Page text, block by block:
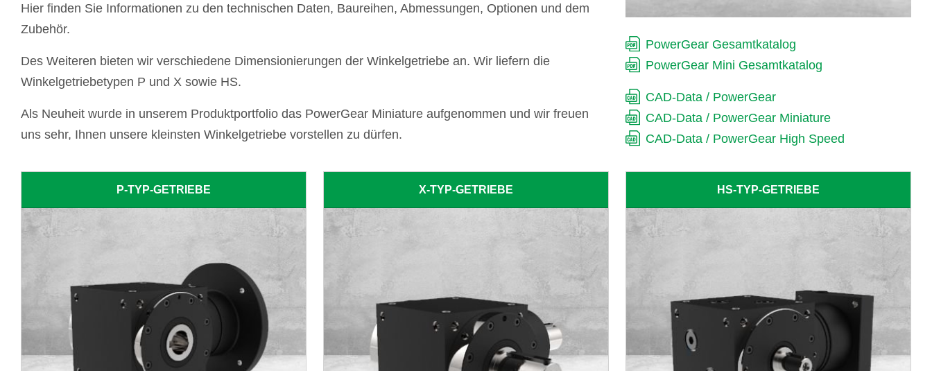
Hier finden Sie Informationen zu den technischen Daten, Baureihen, Abmessungen, Optionen und dem
Zubehör.
Des Weiteren bieten wir verschiedene Dimensionierungen der Winkelgetriebe an. Wir liefern die
Winkelgetriebetypen P und X sowie HS.
Als Neuheit wurde in unserem Produktportfolio das PowerGear Miniature aufgenommen und wir freuen
uns sehr, Ihnen unsere kleinsten Winkelgetriebe vorstellen zu dürfen.
PowerGear Gesamtkatalog
PowerGear Mini Gesamtkatalog
CAD-Data / PowerGear
CAD-Data / PowerGear Miniature
CAD-Data / PowerGear High Speed
P-TYP-GETRIEBE X-TYP-GETRIEBE HS-TYP-GETRIEBE